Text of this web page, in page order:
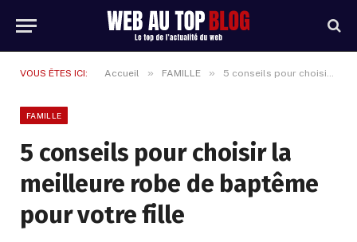
VOUS ÊTES ICI: Accueil » FAMILLE » 5 conseils pour choisir la meilleure robe de baptême pour votre fille
FAMILLE
5 conseils pour choisir la
meilleure robe de baptême
pour votre fille